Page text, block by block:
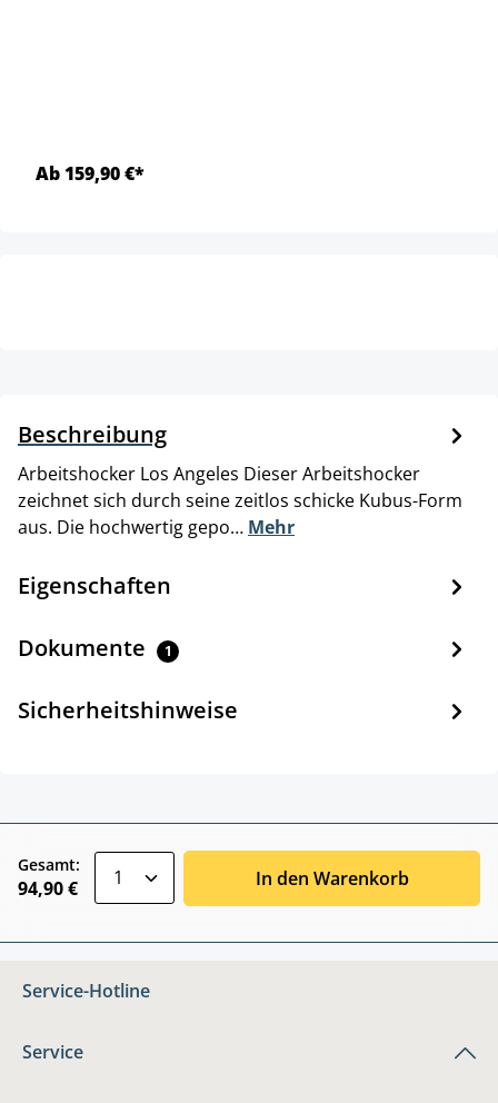
Ab 159,90 €*
Beschreibung
Arbeitshocker Los Angeles Dieser Arbeitshocker
zeichnet sich durch seine zeitlos schicke Kubus-Form
aus. Die hochwertig gepo… Mehr
Eigenschaften
Dokumente 1
Sicherheitshinweise
Gesamt:
94,90 € In den Warenkorb
Service-Hotline
Service